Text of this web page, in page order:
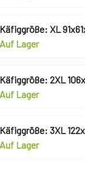
Käfiggröße: XL
Auf Lager
Käfiggröße: 2XL
Auf Lager
Käfiggröße: 3XL
Auf Lager